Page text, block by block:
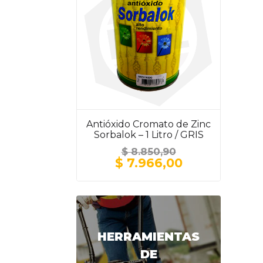
Antióxido Cromato de Zinc
Sorbalok – 1 Litro / GRIS
$8.850,90
El
precio
era:
$ 8.850,90.
$ 7.966,00El
es:
$ 7.966,00.
HERRAMIENTAS
DE